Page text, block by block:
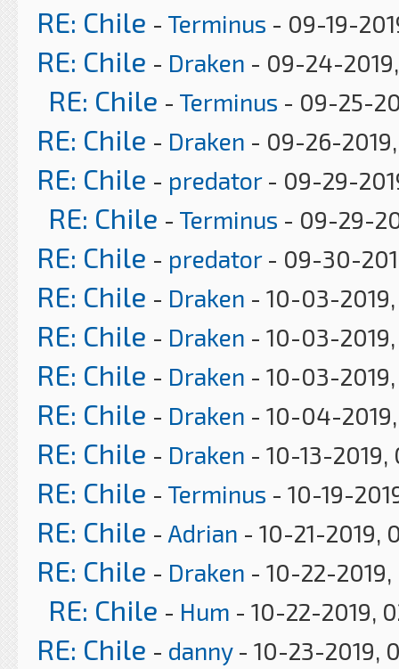
RE: Chile - Terminus - 09-19-
RE: Chile - Draken - 09-24-2019,
RE: Chile - Terminus - 09-25-
RE: Chile - Draken - 09-26-
RE: Chile - predator- 09-29-
RE: Chile - Terminus - 09-29-
RE: Chile - predator- 09-30-
RE: Chile - Draken - 10-03-
RE: Chile - Draken - 10-03-2019,
RE: Chile - Draken - 10-03-
RE: Chile - Draken - 10-04-
RE: Chile - Draken - 10-13-2019,
RE: Chile - Terminus - 10-19-
RE: Chile - Adrian - 10-21-2019,
RE: Chile - Draken - 10-22-2019,
RE: Chile - Hum - 10-22-2019,
RE: Chile - danny- 10-23-2019,